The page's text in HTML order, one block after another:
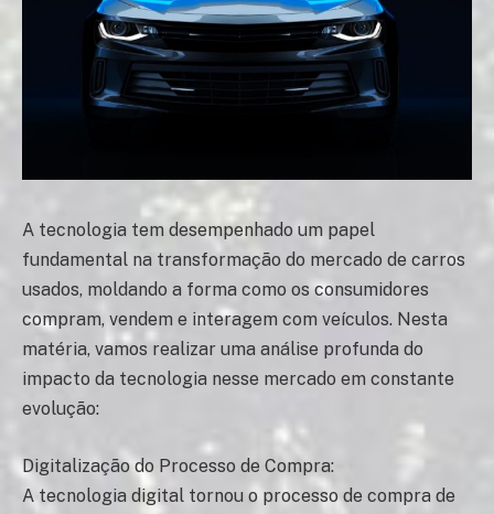
A tecnologia tem desempenhado um papel
fundamental na transformação do mercado de carros
usados, moldando a forma como os consumidores
compram, vendem e interagem com veículos. Nesta
matéria, vamos realizar uma análise profunda do
impacto da tecnologia nesse mercado em constante
evolução:
Digitalização do Processo de Compra:
A tecnologia digital tornou o processo de compra de